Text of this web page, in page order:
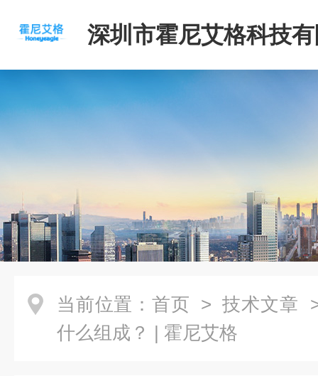
深圳市霍尼艾格科技
当前位置： 首页 > 技术文章
什么组成？ | 霍尼艾格